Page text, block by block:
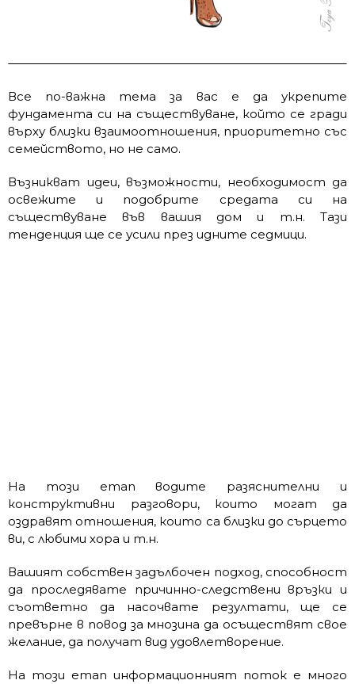
Все по-важна тема за вас е да укрепите
фундамента си на съществуване, който се гради
върху близки взаимоотношения, приоритетно със
семейството, но не само.
Възникват идеи, възможности, необходимост да
освежите и подобрите средата си на
съществуване във вашия дом и т.н. Тази
тенденция ще се усили през идните седмици.
На този етап водите разяснителни и
конструктивни разговори, които могат да
оздравят отношения, които са близки до сърцето
ви, с любими хора и т.н.
Вашият собствен задълбочен подход, способност
да проследявате причинно-следствени връзки и
съответно да насочвате резултати, ще се
превърне в повод за мнозина да осъществят свое
желание, да получат вид удовлетворение.
На този етап информационният поток е много